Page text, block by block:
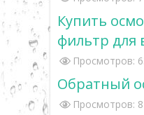
Купить
фильтр для
Просмотров:
Обратный
Просмотров: